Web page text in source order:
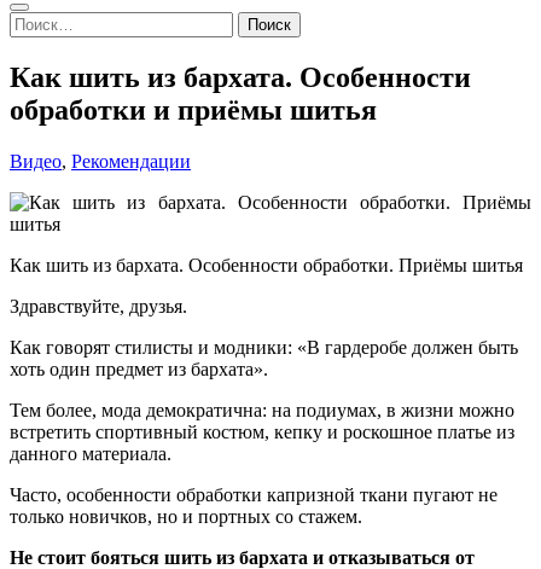
Search
Найти:
Как шить из бархата. Особенности
обработки и приёмы шитья
Видео, Рекомендации
Как шить из бархата. Особенности обработки. Приёмы шитья
Здравствуйте, друзья.
Как говорят стилисты и модники: «В гардеробе должен быть
хоть один предмет из бархата».
Тем более, мода демократична: на подиумах, в жизни можно
встретить спортивный костюм, кепку и роскошное платье из
данного материала.
Часто, особенности обработки капризной ткани пугают не
только новичков, но и портных со стажем.
Не стоит бояться шить из бархата и отказываться от